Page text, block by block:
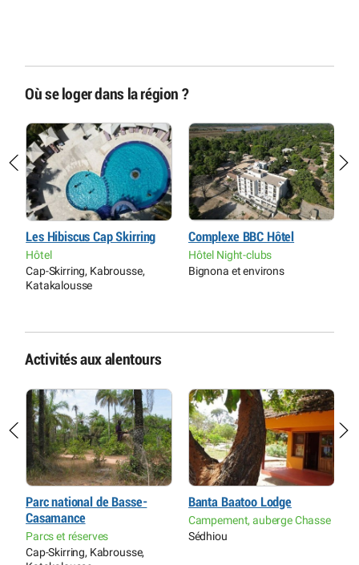
Où se loger dans la région ?
Les Hibiscus Cap Skirring
Hôtel
Cap-Skirring, Kabrousse,
Katakalousse
Complexe BBC Hôtel
Hôtel Night-clubs
Bignona et environs
Activités aux alentours
Parc national de Basse-
Casamance
Parcs et réserves
Cap-Skirring, Kabrousse,
Banta Baatoo Lodge
Campement, auberge Chasse
Sédhiou